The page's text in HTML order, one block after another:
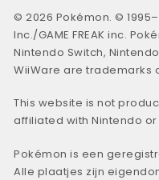
© 2026 Pokémon. ©
Inc./GAME FREAK inc.
Nintendo Switch,
WiiWare are trademarks
This website is not
affiliated with Nintendo
Pokémon is een
Alle plaatjes zijn